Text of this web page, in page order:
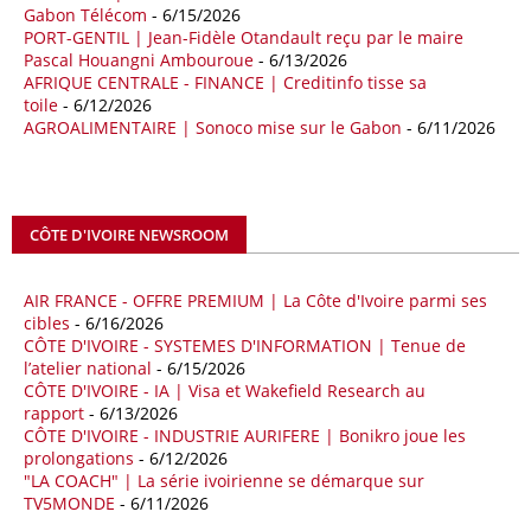
Milieu vers le continent. Les exportations chinoises vers les pays
africains ont connu une hausse de 28 % entre le 1er janvier et le 30
avril, à 81,82 milliards de dollars. Durant la même période, les
importations chinoises en provenance du continent ont atteint 45,02
milliards de dollars, un montant en hausse de 14,5% par rapport aux
quatre premiers mois de 2025.
Les deux pays veulent accélérer leurs projets gaziers communs, afin
de sécuriser davantage les approvisionnements énergétiques en
géopolitiques internationales et des perturbations sur le marché
mondial du gaz. Réunis à Rome le jeudi 7 mai, la Première ministre
italienne Giorgia Meloni, et le chef du gouvernement libyen
Abdulhamid Dbeibah, ont affiché leur volonté de renforcer la
coopération et les investissements dans le secteur énergétique. Cette
séquence survient alors que Rome cherche à réduire son exposition
aux chocs affectant les flux mondiaux de l’énergie.
18/04/26 ALGERIE - BP
Gabon Télécom - 6/15/2026
PORT-GENTIL | Jean-Fidèle Otandault reçu par le maire
Pascal Houangni Ambouroue - 6/13/2026
AFRIQUE CENTRALE - FINANCE | Creditinfo tisse sa
toile - 6/12/2026
AGROALIMENTAIRE | Sonoco mise sur le Gabon - 6/11/2026
CÔTE D'IVOIRE NEWSROOM
AIR FRANCE - OFFRE PREMIUM | La Côte d'Ivoire parmi ses
cibles - 6/16/2026
CÔTE D'IVOIRE - SYSTEMES D'INFORMATION | Tenue de
l’atelier national - 6/15/2026
CÔTE D'IVOIRE - IA | Visa et Wakefield Research au
rapport - 6/13/2026
CÔTE D'IVOIRE - INDUSTRIE AURIFERE | Bonikro joue les
prolongations - 6/12/2026
"LA COACH" | La série ivoirienne se démarque sur
TV5MONDE - 6/11/2026